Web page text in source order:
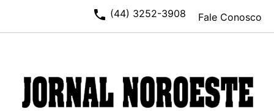
Fale Conosco
phone (44) 3252-3908